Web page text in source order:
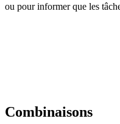
ou pour informer que les
Combinaisons